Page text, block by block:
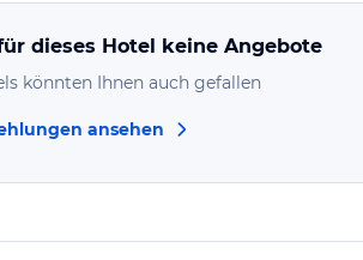
dieses Hotel keine Angebote
könnten Ihnen auch gefallen
ansehen